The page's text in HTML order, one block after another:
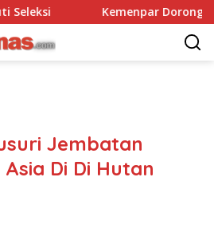
Kemenpar Dorong Wisata Yacht
Jembatan
Di Di Hutan